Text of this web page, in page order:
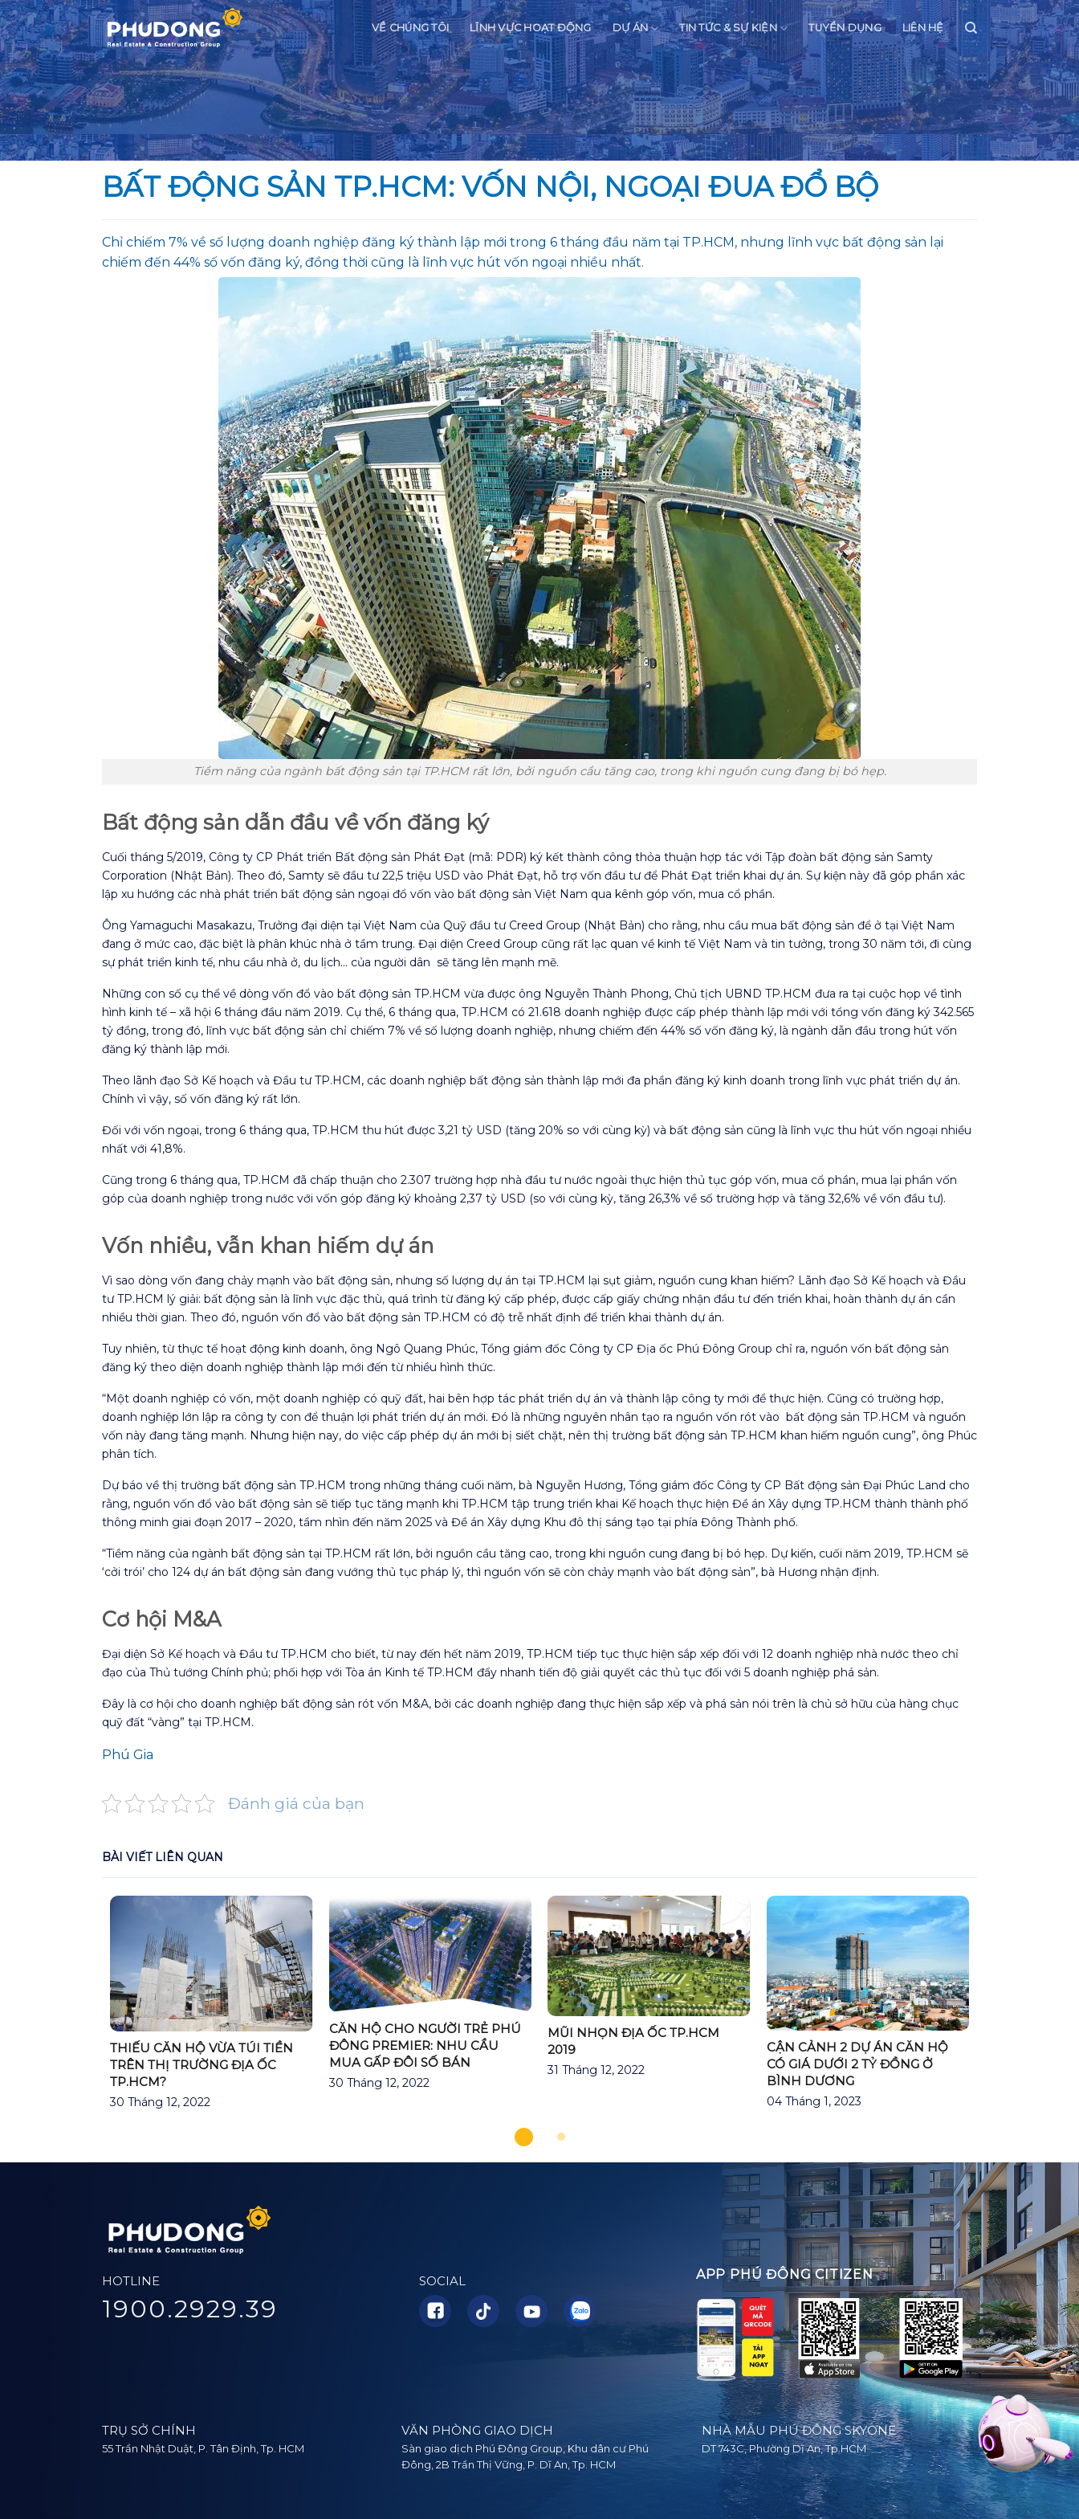
Skip
to
content
VỀ CHÚNG TÔI LĨNH VỰC HOẠT ĐỘNG DỰ ÁN TIN TỨC & SỰ KIỆN TUYỂN DỤNG LIÊN HỆ
BẤT ĐỘNG SẢN TP.HCM: VỐN NỘI, NGOẠI ĐUA ĐỔ BỘ
Chỉ chiếm 7% về số lượng doanh nghiệp đăng ký thành lập mới trong 6 tháng đầu năm tại TP.HCM, nhưng lĩnh vực bất động sản lại
chiếm đến 44% số vốn đăng ký, đồng thời cũng là lĩnh vực hút vốn ngoại nhiều nhất.
Tiềm năng của ngành bất động sản tại TP.HCM rất lớn, bởi nguồn cầu tăng cao, trong khi nguồn cung đang bị bó hẹp.
Bất động sản dẫn đầu về vốn đăng ký
Cuối tháng 5/2019, Công ty CP Phát triển Bất động sản Phát Đạt (mã: PDR) ký kết thành công thỏa thuận hợp tác với Tập đoàn bất động sản Samty
Corporation (Nhật Bản). Theo đó, Samty sẽ đầu tư 22,5 triệu USD vào Phát Đạt, hỗ trợ vốn đầu tư để Phát Đạt triển khai dự án. Sự kiện này đã góp phần xác
lập xu hướng các nhà phát triển bất động sản ngoại đổ vốn vào bất động sản Việt Nam qua kênh góp vốn, mua cổ phần.
Ông Yamaguchi Masakazu, Trưởng đại diện tại Việt Nam của Quỹ đầu tư Creed Group (Nhật Bản) cho rằng, nhu cầu mua bất động sản để ở tại Việt Nam
đang ở mức cao, đặc biệt là phân khúc nhà ở tầm trung. Đại diện Creed Group cũng rất lạc quan về kinh tế Việt Nam và tin tưởng, trong 30 năm tới, đi cùng
sự phát triển kinh tế, nhu cầu nhà ở, du lịch… của người dân sẽ tăng lên mạnh mẽ.
Những con số cụ thể về dòng vốn đổ vào bất động sản TP.HCM vừa được ông Nguyễn Thành Phong, Chủ tịch UBND TP.HCM đưa ra tại cuộc họp về tình
hình kinh tế – xã hội 6 tháng đầu năm 2019. Cụ thể, 6 tháng qua, TP.HCM có 21.618 doanh nghiệp được cấp phép thành lập mới với tổng vốn đăng ký 342.565
tỷ đồng, trong đó, lĩnh vực bất động sản chỉ chiếm 7% về số lượng doanh nghiệp, nhưng chiếm đến 44% số vốn đăng ký, là ngành dẫn đầu trong hút vốn
đăng ký thành lập mới.
Theo lãnh đạo Sở Kế hoạch và Đầu tư TP.HCM, các doanh nghiệp bất động sản thành lập mới đa phần đăng ký kinh doanh trong lĩnh vực phát triển dự án.
Chính vì vậy, số vốn đăng ký rất lớn.
Đối với vốn ngoại, trong 6 tháng qua, TP.HCM thu hút được 3,21 tỷ USD (tăng 20% so với cùng kỳ) và bất động sản cũng là lĩnh vực thu hút vốn ngoại nhiều
nhất với 41,8%.
Cũng trong 6 tháng qua, TP.HCM đã chấp thuận cho 2.307 trường hợp nhà đầu tư nước ngoài thực hiện thủ tục góp vốn, mua cổ phần, mua lại phần vốn
góp của doanh nghiệp trong nước với vốn góp đăng ký khoảng 2,37 tỷ USD (so với cùng kỳ, tăng 26,3% về số trường hợp và tăng 32,6% về vốn đầu tư).
Vốn nhiều, vẫn khan hiếm dự án
Vì sao dòng vốn đang chảy mạnh vào bất động sản, nhưng số lượng dự án tại TP.HCM lại sụt giảm, nguồn cung khan hiếm? Lãnh đạo Sở Kế hoạch và Đầu
tư TP.HCM lý giải: bất động sản là lĩnh vực đặc thù, quá trình từ đăng ký cấp phép, được cấp giấy chứng nhận đầu tư đến triển khai, hoàn thành dự án cần
nhiều thời gian. Theo đó, nguồn vốn đổ vào bất động sản TP.HCM có độ trễ nhất định để triển khai thành dự án.
Tuy nhiên, từ thực tế hoạt động kinh doanh, ông Ngô Quang Phúc, Tổng giám đốc Công ty CP Địa ốc Phú Đông Group chỉ ra, nguồn vốn bất động sản
đăng ký theo diện doanh nghiệp thành lập mới đến từ nhiều hình thức.
“Một doanh nghiệp có vốn, một doanh nghiệp có quỹ đất, hai bên hợp tác phát triển dự án và thành lập công ty mới để thực hiện. Cũng có trường hợp,
doanh nghiệp lớn lập ra công ty con để thuận lợi phát triển dự án mới. Đó là những nguyên nhân tạo ra nguồn vốn rót vào bất động sản TP.HCM và nguồn
vốn này đang tăng mạnh. Nhưng hiện nay, do việc cấp phép dự án mới bị siết chặt, nên thị trường bất động sản TP.HCM khan hiếm nguồn cung”, ông Phúc
phân tích.
Dự báo về thị trường bất động sản TP.HCM trong những tháng cuối năm, bà Nguyễn Hương, Tổng giám đốc Công ty CP Bất động sản Đại Phúc Land cho
rằng, nguồn vốn đổ vào bất động sản sẽ tiếp tục tăng mạnh khi TP.HCM tập trung triển khai Kế hoạch thực hiện Đề án Xây dựng TP.HCM thành thành phố
thông minh giai đoạn 2017 – 2020, tầm nhìn đến năm 2025 và Đề án Xây dựng Khu đô thị sáng tạo tại phía Đông Thành phố.
“Tiềm năng của ngành bất động sản tại TP.HCM rất lớn, bởi nguồn cầu tăng cao, trong khi nguồn cung đang bị bó hẹp. Dự kiến, cuối năm 2019, TP.HCM sẽ
‘cởi trói’ cho 124 dự án bất động sản đang vướng thủ tục pháp lý, thì nguồn vốn sẽ còn chảy mạnh vào bất động sản”, bà Hương nhận định.
Cơ hội M&A
Đại diện Sở Kế hoạch và Đầu tư TP.HCM cho biết, từ nay đến hết năm 2019, TP.HCM tiếp tục thực hiện sắp xếp đối với 12 doanh nghiệp nhà nước theo chỉ
đạo của Thủ tướng Chính phủ; phối hợp với Tòa án Kinh tế TP.HCM đẩy nhanh tiến độ giải quyết các thủ tục đối với 5 doanh nghiệp phá sản.
Đây là cơ hội cho doanh nghiệp bất động sản rót vốn M&A, bởi các doanh nghiệp đang thực hiện sắp xếp và phá sản nói trên là chủ sở hữu của hàng chục
quỹ đất “vàng” tại TP.HCM.
Phú Gia
Đánh giá của bạn
BÀI VIẾT LIÊN QUAN
THIẾU CĂN HỘ VỪA TÚI TIỀN
TRÊN THỊ TRƯỜNG ĐỊA ỐC
TP.HCM?
30 Tháng 12, 2022
CĂN HỘ CHO NGƯỜI TRẺ PHÚ
ĐÔNG PREMIER: NHU CẦU
MUA GẤP ĐÔI SỐ BÁN
30 Tháng 12, 2022
MŨI NHỌN ĐỊA ỐC TP.HCM
2019
31 Tháng 12, 2022
CẬN CẢNH 2 DỰ ÁN CĂN HỘ
CÓ GIÁ DƯỚI 2 TỶ ĐỒNG Ở
BÌNH DƯƠNG
04 Tháng 1, 2023
HOTLINE
1900.2929.39
SOCIAL APP PHÚ ĐÔNG CITIZEN
TRỤ SỞ CHÍNH
55 Trần Nhật Duật, P. Tân Định, Tp. HCM
VĂN PHÒNG GIAO DỊCH
Sàn giao dịch Phú Đông Group, Khu dân cư Phú
Đông, 2B Trần Thị Vững, P. Dĩ An, Tp. HCM
NHÀ MẪU PHÚ ĐÔNG SKYONE
DT 743C, Phường Dĩ An, Tp.HCM